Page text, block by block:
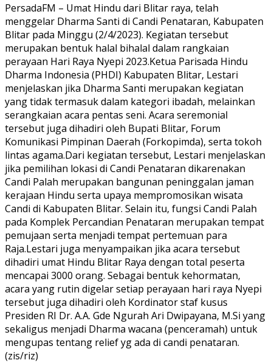
PersadaFM – Umat Hindu dari Blitar raya, telah
menggelar Dharma Santi di Candi Penataran, Kabupaten
Blitar pada Minggu (2/4/2023). Kegiatan tersebut
merupakan bentuk halal bihalal dalam rangkaian
perayaan Hari Raya Nyepi 2023.Ketua Parisada Hindu
Dharma Indonesia (PHDI) Kabupaten Blitar, Lestari
menjelaskan jika Dharma Santi merupakan kegiatan
yang tidak termasuk dalam kategori ibadah, melainkan
serangkaian acara pentas seni. Acara seremonial
tersebut juga dihadiri oleh Bupati Blitar, Forum
Komunikasi Pimpinan Daerah (Forkopimda), serta tokoh
lintas agama.Dari kegiatan tersebut, Lestari menjelaskan
jika pemilihan lokasi di Candi Penataran dikarenakan
Candi Palah merupakan bangunan peninggalan jaman
kerajaan Hindu serta upaya mempromosikan wisata
Candi di Kabupaten Blitar. Selain itu, fungsi Candi Palah
pada Komplek Percandian Penataran merupakan tempat
pemujaan serta menjadi tempat pertemuan para
Raja.Lestari juga menyampaikan jika acara tersebut
dihadiri umat Hindu Blitar Raya dengan total peserta
mencapai 3000 orang. Sebagai bentuk kehormatan,
acara yang rutin digelar setiap perayaan hari raya Nyepi
tersebut juga dihadiri oleh Kordinator staf kusus
Presiden RI Dr. A.A. Gde Ngurah Ari Dwipayana, M.Si yang
sekaligus menjadi Dharma wacana (penceramah) untuk
mengupas tentang relief yg ada di candi penataran.
(zis/riz)